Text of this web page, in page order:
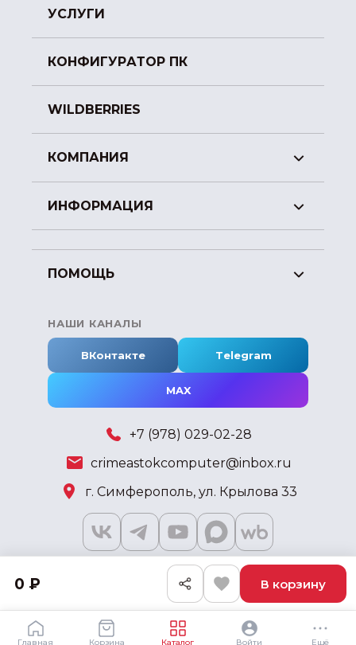
Главная Корзина Каталог Войти Ещё
0 ₽ В корзину
УСЛУГИ
КОНФИГУРАТОР ПК
WILDBERRIES
КОМПАНИЯ
ИНФОРМАЦИЯ
ПОМОЩЬ
НАШИ КАНАЛЫ
ВКонтакте Telegram
MAX
+7 (978) 029-02-28
crimeastokcomputer@inbox.ru
г. Симферополь, ул. Крылова 33
2018 - 2026 © KSKSHOP.RU